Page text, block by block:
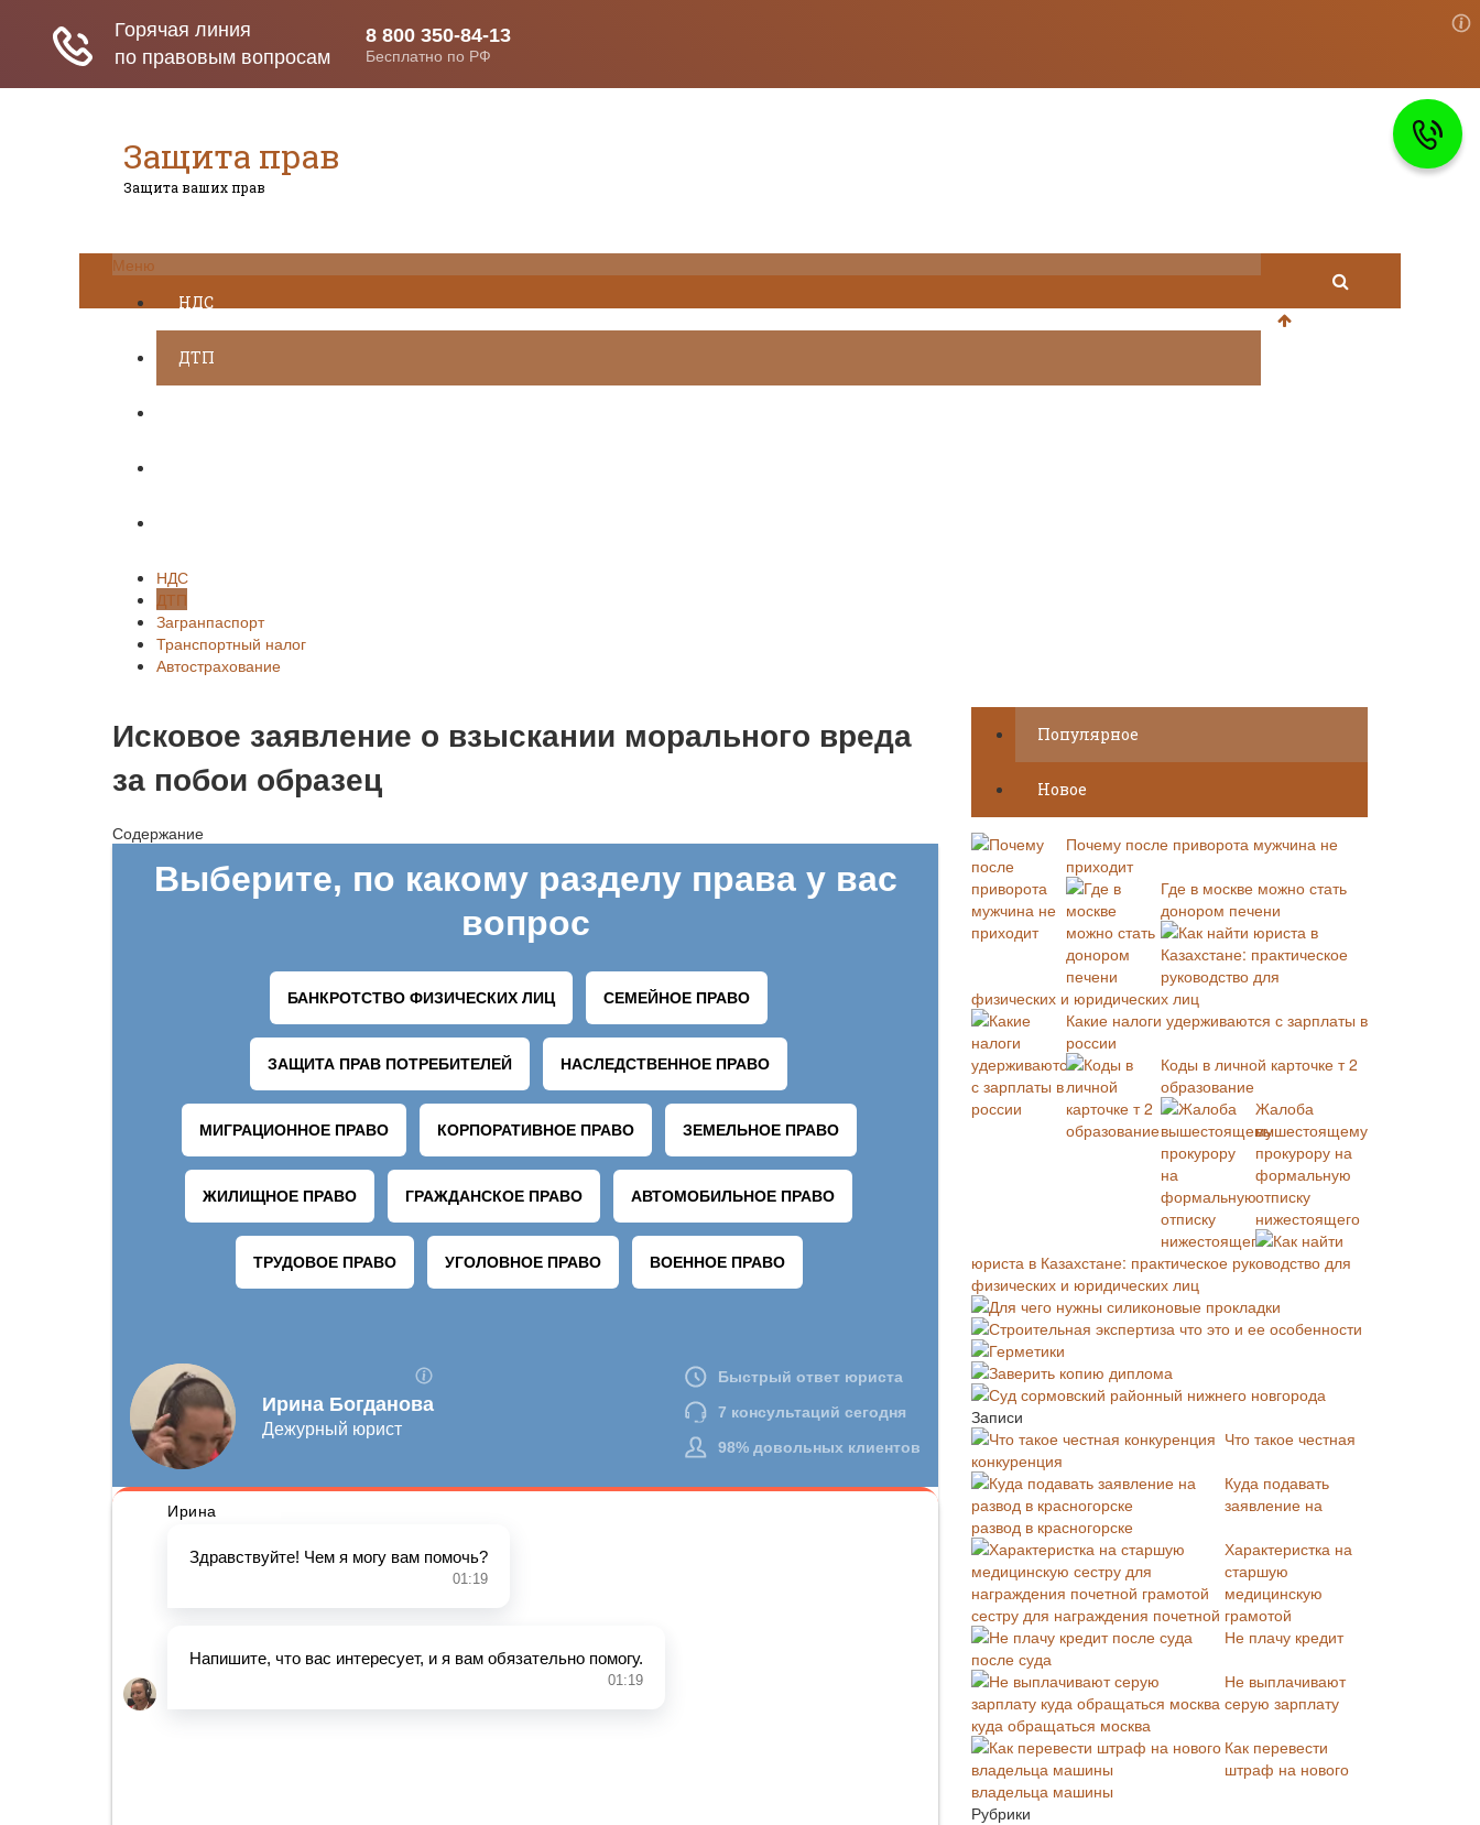
Защита прав
Защита ваших прав
Меню
НДС
ДТП
НДС
ДТП
Загранпаспорт
Транспортный налог
Автострахование
Исковое заявление о взыскании морального вреда
за побои образец
Содержание
Популярное
Новое
Почему после приворота мужчина не
приходит
Где в москве можно стать
донором печени
Как найти юриста в
Казахстане: практическое
руководство для
физических и юридических лиц
Какие налоги удерживаются с зарплаты в
россии
Коды в личной карточке т 2
образование
Жалоба
вышестоящему
прокурору на
формальную
отписку
нижестоящего
Как найти
юриста в Казахстане: практическое руководство для
физических и юридических лиц
Для чего нужны силиконовые прокладки
Строительная экспертиза что это и ее особенности
Герметики
Заверить копию диплома
Суд сормовский районный нижнего новгорода
Записи
Что такое честная
конкуренция
Куда подавать
заявление на
развод в красногорске
Характеристка на
старшую
медицинскую
сестру для награждения почетной грамотой
Не плачу кредит
после суда
Не выплачивают
серую зарплату
куда обращаться москва
Как перевести
штраф на нового
владельца машины
Рубрики